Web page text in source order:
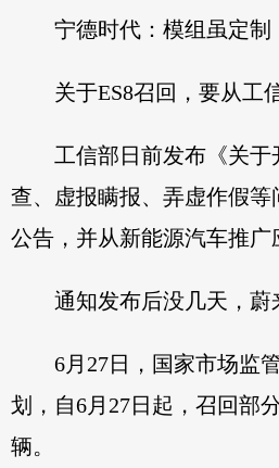
宁德时代：模组虽定制
关于ES8召回，要从工
工信部日前发布《关
查、虚报瞒报、弄虚作假
公告，并从新能源汽车推广
通知发布后没几天，蔚
6月27日，国家市场监
划，自6月27日起，召回部
辆。